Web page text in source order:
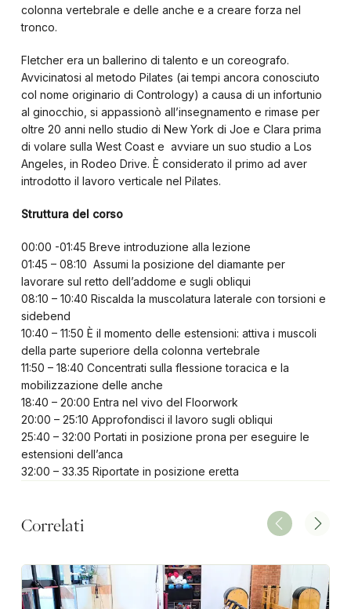
colonna vertebrale e delle anche e a creare forza nel
tronco.
Fletcher era un ballerino di talento e un coreografo.
Avvicinatosi al metodo Pilates (ai tempi ancora conosciuto
col nome originario di Contrology) a causa di un infortunio
al ginocchio, si appassionò all’insegnamento e rimase per
oltre 20 anni nello studio di New York di Joe e Clara prima
di volare sulla West Coast e avviare un suo studio a Los
Angeles, in Rodeo Drive. È considerato il primo ad aver
introdotto il lavoro verticale nel Pilates.
Struttura del corso
00:00 -01:45 Breve introduzione alla lezione
01:45 – 08:10 Assumi la posizione del diamante per
lavorare sul retto dell’addome e sugli obliqui
08:10 – 10:40 Riscalda la muscolatura laterale con torsioni e
sidebend
10:40 – 11:50 È il momento delle estensioni: attiva i muscoli
della parte superiore della colonna vertebrale
11:50 – 18:40 Concentrati sulla flessione toracica e la
mobilizzazione delle anche
18:40 – 20:00 Entra nel vivo del Floorwork
20:00 – 25:10 Approfondisci il lavoro sugli obliqui
25:40 – 32:00 Portati in posizione prona per eseguire le
estensioni dell’anca
32:00 – 33.35 Riportate in posizione eretta
Correlati